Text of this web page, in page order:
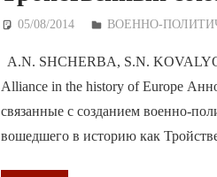
05/08/2014 Дежурный по
ВОЕННО-
A.N. SHCHERBA, S.N.
Alliance in the history of Europe
связанные с созданием военно-
вошедшего в историю как